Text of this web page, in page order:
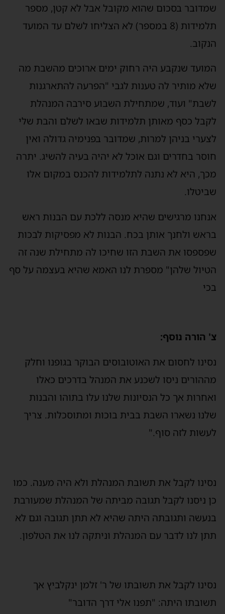
שמדובר בסכום שהוא מקובל אבל לא קטן, מספר
תלמידות (8 במספר) לא הצליחו לשלם עד המועד
הנקוב.
המועד שנקבע היה רחוק ימים ארוכים מהשבת מה
שלא מותיר לה טענות לגבי "הפרעה להתארגנות
לשבת" ועוד, שמתחילת השבוע סירבה המנהלת
לקבל כסף מאותן תלמידות שבאו לשלם והבת שלי
לצערי בניהן למרות, שמדובר בפנימיה גדולה ואין
חוסר בחדרים וגם אוכל לא יהיה בעיה להשיג. יתרה
מכך, היא לא נתנה לתלמידות להכנס במקום אלו
שביטלו.
אנחנו מרגישים שהיא מנסה ללכת עם הבנות ראש
בראש ולחנך אותן בכח. הבנות לא מפסיקות לבכות
שפספסו את השבת הזו שחיכו לה מתחילת שנה זה
הטיול שלהן" מספרת לנו האמא שהיא בעצמה על סף
בכי
צ' הורה נוסף:
נסינו לחסום את האוטובוסים הבוקר בגופנו וחלק
מההורים ניסו לשכנע את המנהל בדרכים כאלו
ואחרות אך כל הנסיונות שלנו עלו בתוהו והבנות
שלנו נשארו השבת בבית בוכות ומתוסכלות. צריך
לעשות לזה סוף."
נסינו לקבל את תשובת המנהלת ולא היה מענה. כמו
כן ניסנו לקבל תגובה מביתה של המנהלת שמעורבת
בנעשה ותגובתה היתה שהיא לא תתן תגובה וגם לא
תתן לנו לדבר עם המנהלת וניתקה לנו את הטלפון.
נסינו לקבל את תשובתו של ר' זלמן ינקלביץ אך
תשובתו היתה: "תפנו אלי דרך הדובר"